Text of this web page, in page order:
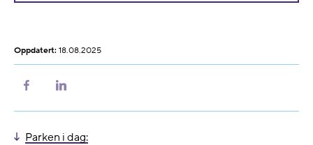
Oppdatert: 18.08.2025
Del
Facebook
Del
LinkedIn
Parken i dag: